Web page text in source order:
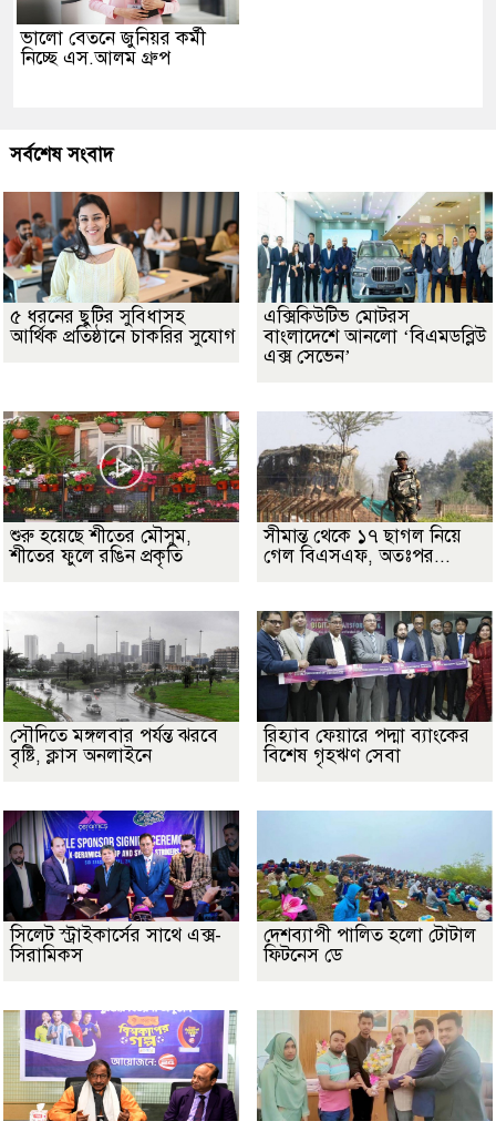
ভালো বেতনে জুনিয়র কর্মী
নিচ্ছে এস.আলম গ্রুপ
সর্বশেষ সংবাদ
৫ ধরনের ছুটির সুবিধাসহ
আর্থিক প্রতিষ্ঠানে চাকরির সুযোগ
এক্সিকিউটিভ মোটরস
বাংলাদেশে আনলো ‘বিএমডব্লিউ
এক্স সেভেন’
শুরু হয়েছে শীতের মৌসুম,
শীতের ফুলে রঙিন প্রকৃতি
সীমান্ত থেকে ১৭ ছাগল নিয়ে
গেল বিএসএফ, অতঃপর...
সৌদিতে মঙ্গলবার পর্যন্ত ঝরবে
বৃষ্টি, ক্লাস অনলাইনে
রিহ্যাব ফেয়ারে পদ্মা ব্যাংকের
বিশেষ গৃহঋণ সেবা
সিলেট স্ট্রাইকার্সের সাথে এক্স-
সিরামিকস
দেশব্যাপী পালিত হলো টোটাল
ফিটনেস ডে